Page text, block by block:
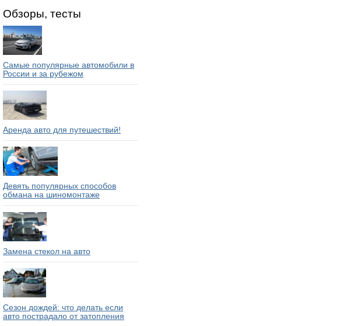
Обзоры, тесты
Самые популярные автомобили в
России и за рубежом
Аренда авто для путешествий!
Девять популярных способов
обмана на шиномонтаже
Замена стекол на авто
Сезон дождей: что делать если
авто пострадало от затопления